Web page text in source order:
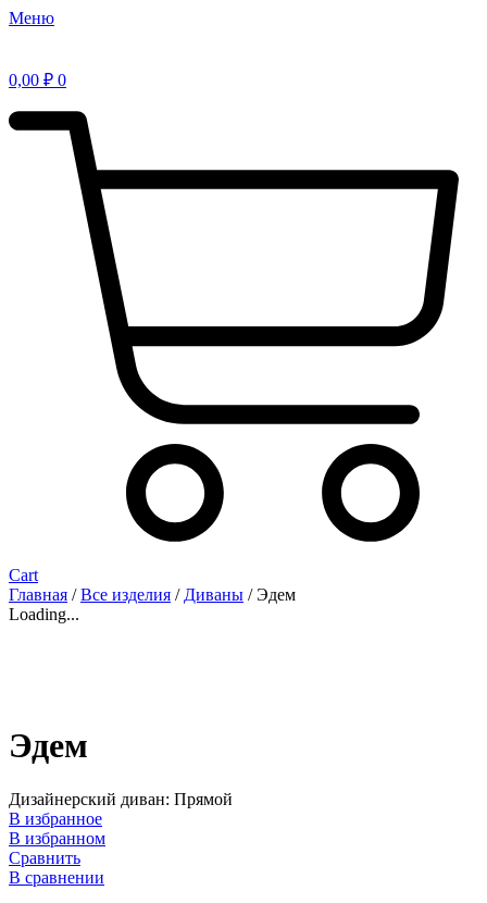
Меню
0,00 ₽ 0
Cart
Главная /Все изделия / Диваны / Эдем
Loading...
Эдем
Дизайнерский диван: Прямой
В избранное
В избранном
Сравнить
В сравнении